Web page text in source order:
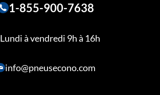
1-855-900-7638
Lundi à vendredi 9h à 16h
info@pneusecono.com